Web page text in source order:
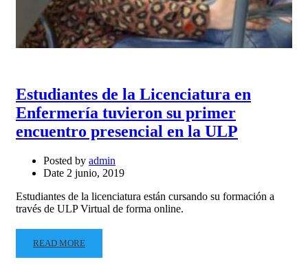
Estudiantes de la Licenciatura en
Enfermería tuvieron su primer
encuentro presencial en la ULP
Posted by admin
Date 2 junio, 2019
Estudiantes de la licenciatura están cursando su formación a
través de ULP Virtual de forma online.
READ MORE